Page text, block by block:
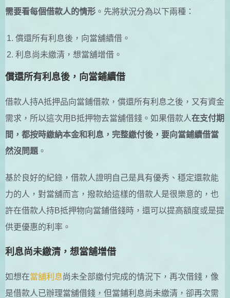
需要看每個借款人的情形 。先將狀況分為以下兩種：
償還所有利息後，向當舖續借。
利息尚未繳清，想當舖增借。
償還所有利息後，向當鋪續借
借款人持A抵押品向當鋪借款，償還所有利息之後，又有資金
需求，所以這次用B抵押物去當舖借錢。如果借款人在支付期
間，都按時繳納本金和利息，完整繳付後，要向當鋪續借當
然沒問題 。
基於良好的紀錄，借款人證明自己是具有優秀、穩定還款能
力的人，對當舖而言，撥款給這樣的借款人是很樂意的，也
許在借款人持B抵押物向當鋪借錢時，還可以提高額度或是提
供更優惠的利率。
利息尚未繳清，想當舖增借
如想在當舖利息尚未全部繳付完成的情況下，再次借錢，像
是借款人已辦理當舖借錢，但當鋪利息尚未繳清，卻再次需